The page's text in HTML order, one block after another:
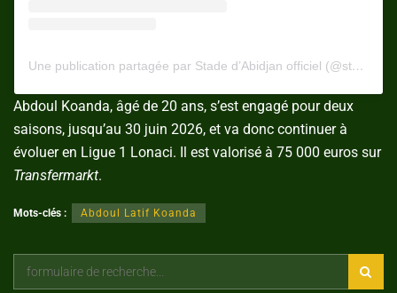
Une publication partagée par Stade d’Abidjan officiel (@stadedabidjanofficiel)
Abdoul Koanda, âgé de 20 ans, s’est engagé pour deux
saisons, jusqu’au 30 juin 2026, et va donc continuer à
évoluer en Ligue 1 Lonaci. Il est valorisé à 75 000 euros sur
Transfermarkt.
Mots-clés : Abdoul Latif Koanda